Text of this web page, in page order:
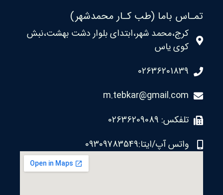
تمـاس باما (طب کـار محمدشهر)
کرج،محمد شهر،ابتدای بلوار دشت بهشت،نبش
کوی یاس
02636201839
m.tebkar@gmail.com
تلفکس: 02636209089
واتس آپ/ایتا:09309783549